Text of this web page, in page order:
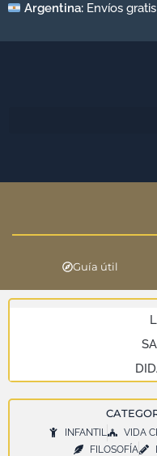
Argentina: Envíos
Guía útil
INFANTIL VIDA
FILOSOFÍA